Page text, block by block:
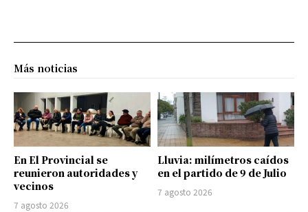
Más noticias
En El Provincial se
reunieron autoridades y
vecinos
7 agosto 2026
Lluvia: milímetros caídos
en el partido de 9 de Julio
7 agosto 2026